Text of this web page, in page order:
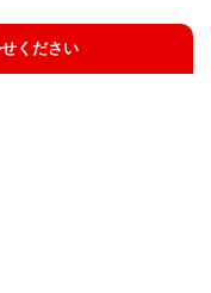
ください